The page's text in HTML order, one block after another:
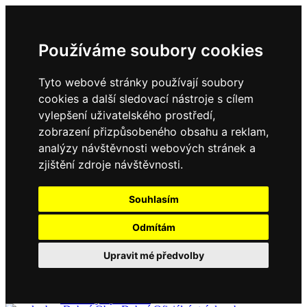
Používáme soubory cookies
Tyto webové stránky používají soubory
cookies a další sledovací nástroje s cílem
vylepšení uživatelského prostředí,
zobrazení přizpůsobeného obsahu a reklam,
analýzy návštěvnosti webových stránek a
zjištění zdroje návštěvnosti.
Souhlasím
Odmítám
Upravit mé předvolby
Domů
Kontakty
Úřední deska
Vyhlášky
Složení zastupitelstva